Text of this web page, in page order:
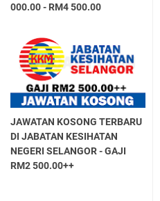
000.00 - RM4 500.00
JAWATAN KOSONG TERBARU
DI JABATAN KESIHATAN
NEGERI SELANGOR - GAJI
RM2 500.00++